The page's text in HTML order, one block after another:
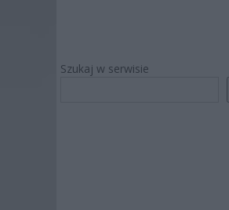
Szukaj w serwisie